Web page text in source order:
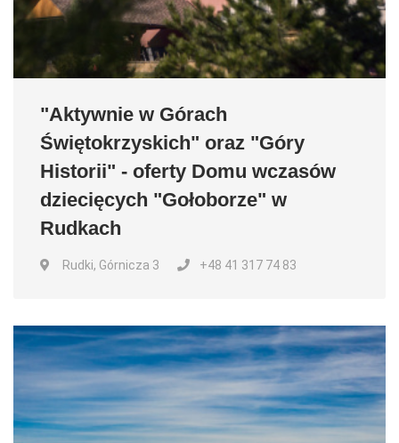
"Aktywnie w Górach
Świętokrzyskich" oraz "Góry
Historii" - oferty Domu wczasów
dziecięcych "Gołoborze" w
Rudkach
Rudki, Górnicza 3 +48 41 317 74 83